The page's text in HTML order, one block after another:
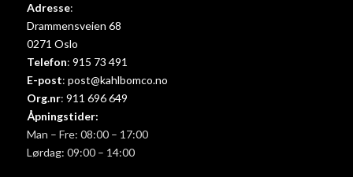
Adresse:
Drammensveien 68
0271 Oslo
Telefon: 915 73 491
E-post: post@kahlbomco.no
Org.nr: 911 696 649
Åpningstider:
Man – Fre: 08:00 – 17:00
Lørdag: 09:00 – 14:00